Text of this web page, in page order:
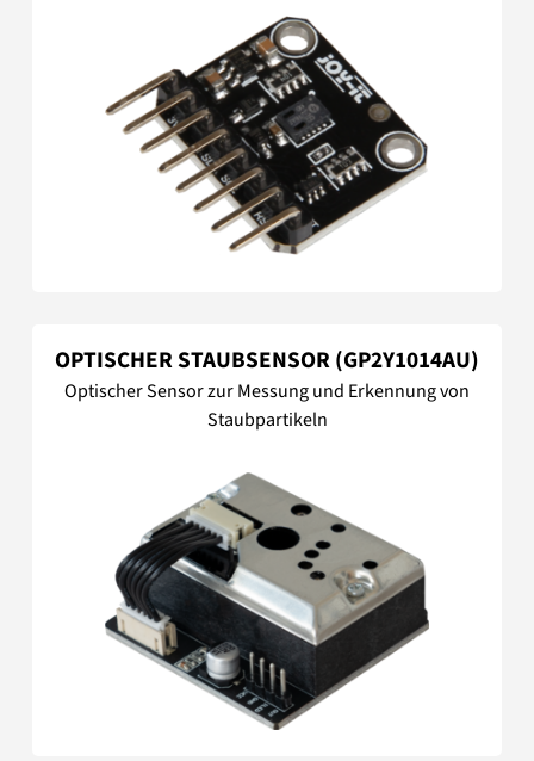
OPTISCHER STAUBSENSOR (GP2Y1014AU)
Optischer Sensor zur Messung und Erkennung von
Staubpartikeln